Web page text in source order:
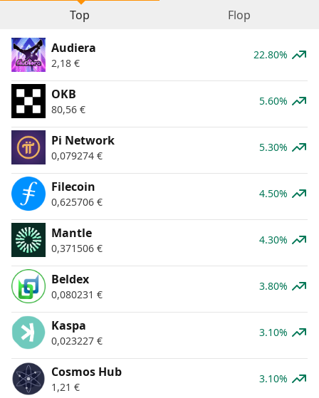
Top Flop
Audiera
2,18 €
22.80%
OKB
80,56 €
5.60%
Pi Network
0,079274 €
5.30%
Filecoin
0,625706 €
4.50%
Mantle
0,371506 €
4.30%
Beldex
0,080231 €
3.80%
Kaspa
0,023227 €
3.10%
Cosmos Hub
1,21 €
3.10%